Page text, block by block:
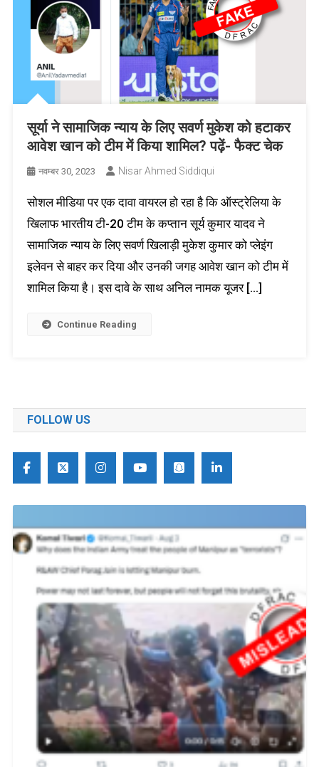
सूर्या ने सामाजिक न्याय के लिए सवर्ण मुकेश को हटाकर
आवेश खान को टीम में किया शामिल? पढ़ें- फैक्ट चेक
नवम्बर 30, 2023 Nisar Ahmed Siddiqui
सोशल मीडिया पर एक दावा वायरल हो रहा है कि ऑस्ट्रेलिया के
खिलाफ भारतीय टी-20 टीम के कप्तान सूर्य कुमार यादव ने
सामाजिक न्याय के लिए सवर्ण खिलाड़ी मुकेश कुमार को प्लेइंग
इलेवन से बाहर कर दिया और उनकी जगह आवेश खान को टीम में
शामिल किया है। इस दावे के साथ अनिल नामक यूजर […]
Continue Reading
FOLLOW US